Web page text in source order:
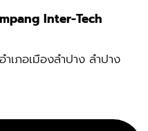
Inter-Tech
ภอเมืองลำปาง ลำปาง